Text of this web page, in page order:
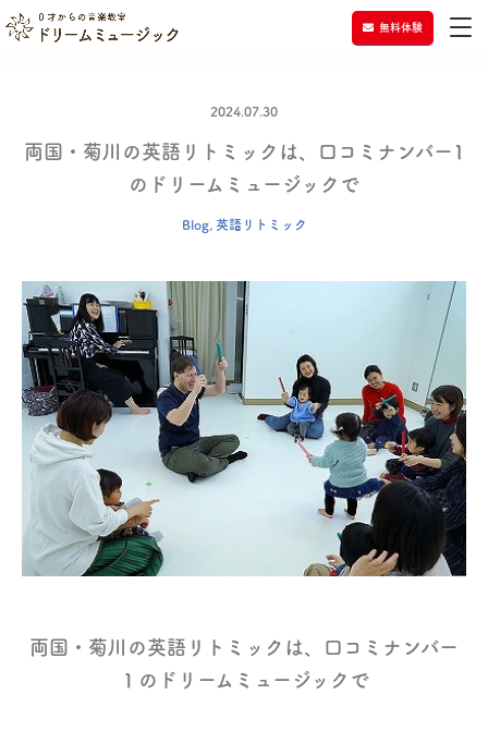
無料体験
2024.07.30
両国・菊川の英語リトミックは、口コミナンバー1
のドリームミュージックで
Blog, 英語リトミック
両国・菊川の英語リトミックは、口コミナンバー
１のドリームミュージックで